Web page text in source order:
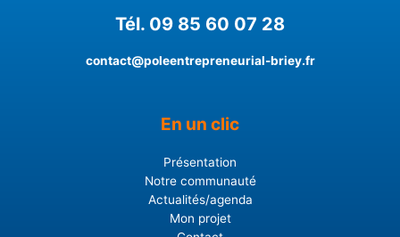
Tél. 09 85 60 07 28
contact@poleentrepreneurial-briey.fr
En un clic
Présentation
Notre communauté
Actualités/agenda
Mon projet